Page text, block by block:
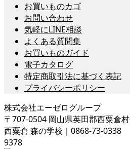
お買いものカゴ
お問い合わせ
気軽にLINE相談
よくある質問集
お買いものガイド
電子カタログ
特定商取引法に基づく表記
プライバシーポリシー
株式会社エーゼログループ
〒707-0504 岡山県英田郡西粟倉
西粟倉 森の学校｜0868-73-0338
9378